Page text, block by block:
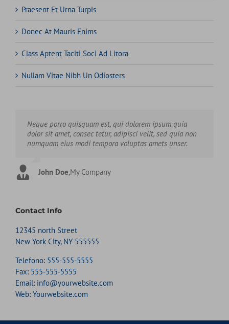
Praesent Et Urna Turpis
Donec At Mauris Enims
Class Aptent Taciti Soci Ad Litora
Nullam Vitae Nibh Un Odiosters
Neque porro quisquam est, qui dolorem ipsum quia
dolor sit amet, consec tetur, adipisci velit, sed quia non
numquam eius modi tempora voluptas amets unser.
John Doe,My Company
Aliquam erat volutpat. Quisque at est id ligula facilisis
laoreet eget pulvinar nibh. Suspendisse at ultrices dui.
Curabitur ac felis arcu sadips ipsums fugiats nemis.
Luke Beck,Theme Fusion
Contact Info
12345 north Street
New York City, NY 555555
Telefono: 555-555-5555
Fax: 555-555-5555
Email: info@yourwebsite.com
Web: Yourwebsite.com